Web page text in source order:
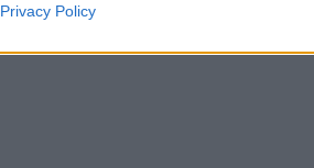
Privacy Policy